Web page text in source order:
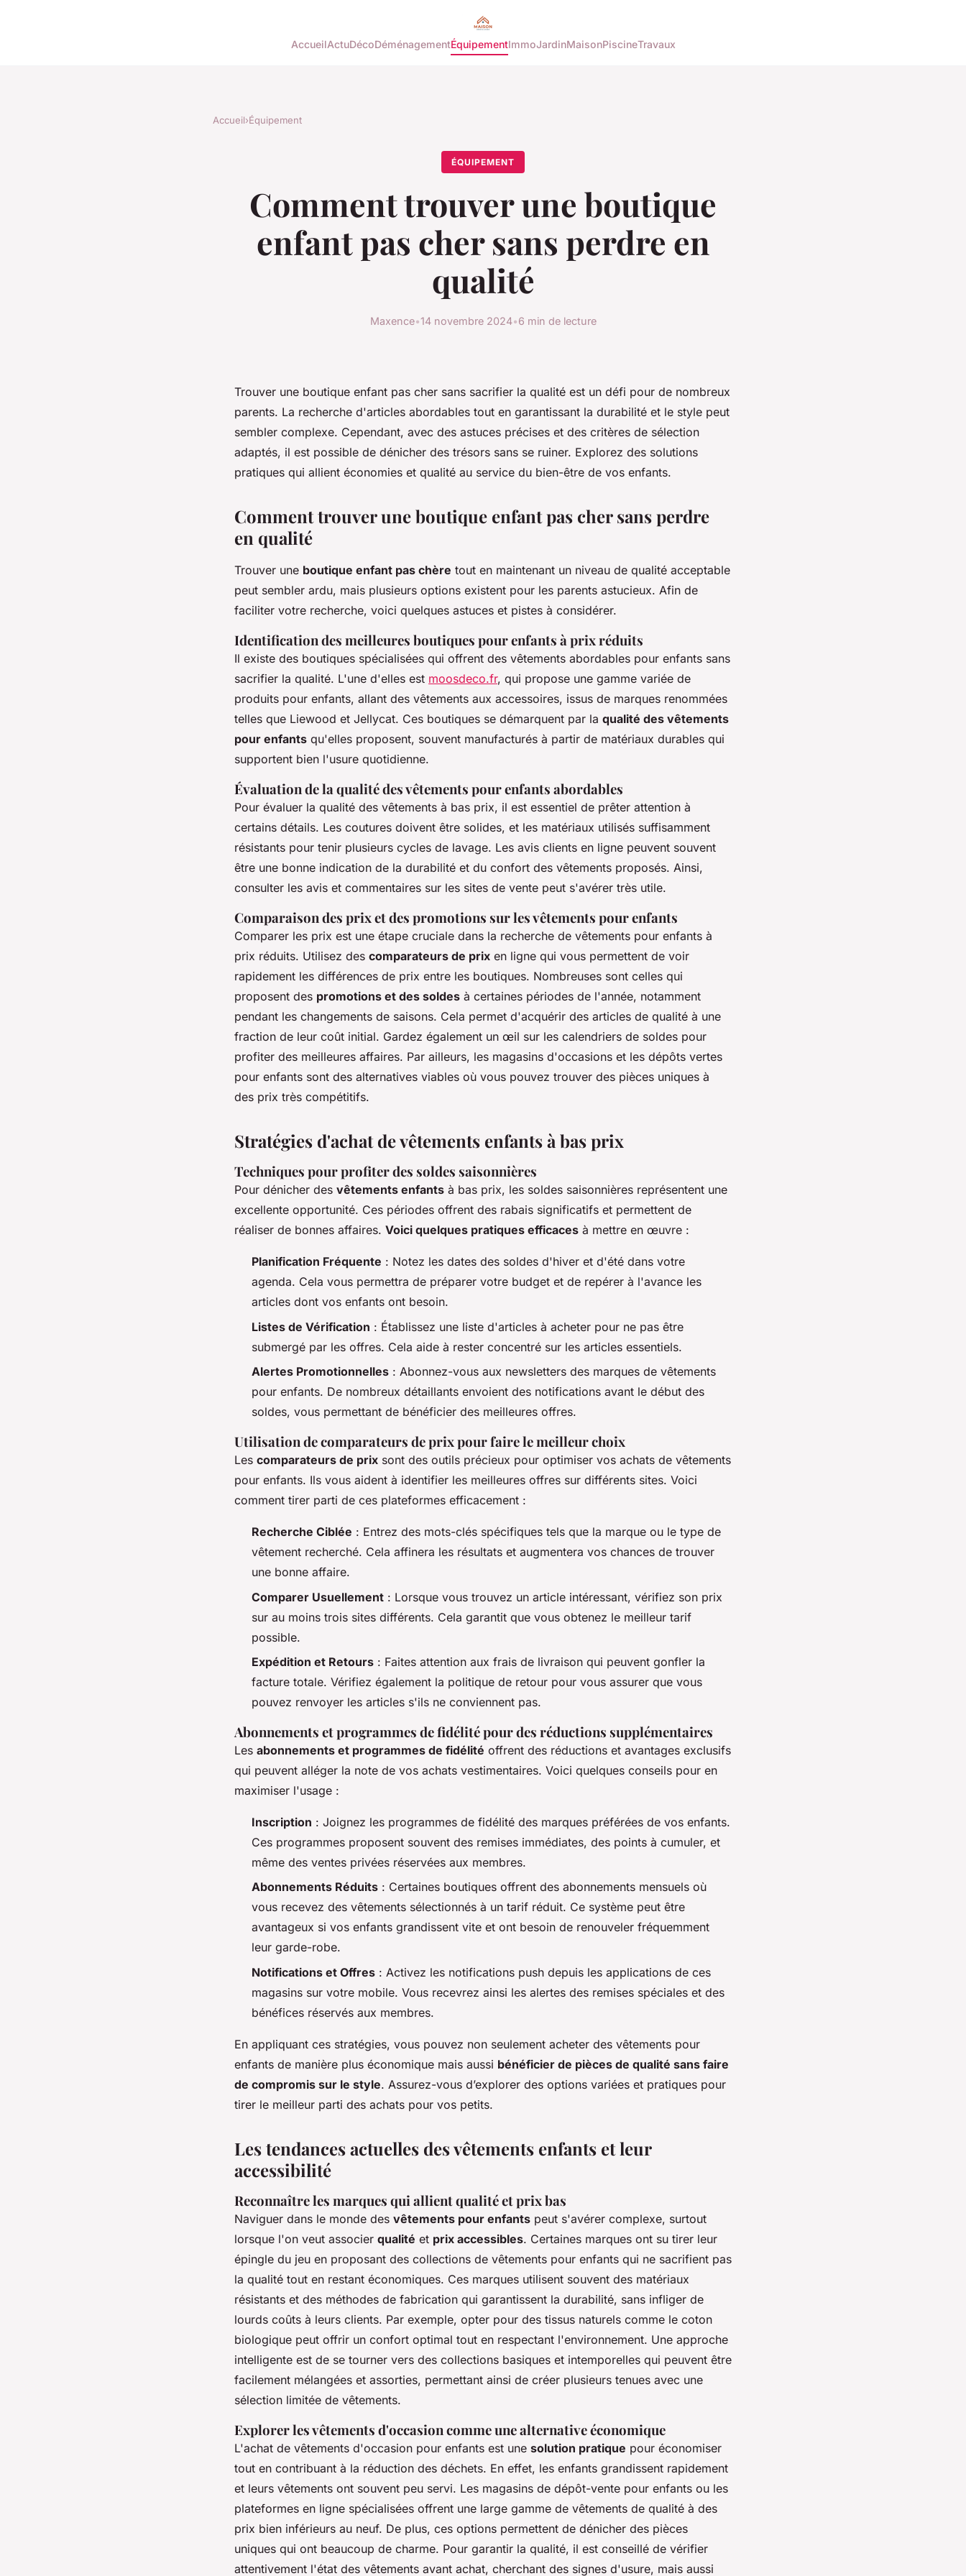
AccueilActuDécoDéménagementÉquipementImmoJardinMaisonPiscineTravaux
Accueil›Équipement
ÉQUIPEMENT
Comment trouver une boutique
enfant pas cher sans perdre en
qualité
Maxence•14 novembre 2024•6 min de lecture
Trouver une boutique enfant pas cher sans sacrifier la qualité est un défi pour de nombreux
parents. La recherche d'articles abordables tout en garantissant la durabilité et le style peut
sembler complexe. Cependant, avec des astuces précises et des critères de sélection
adaptés, il est possible de dénicher des trésors sans se ruiner. Explorez des solutions
pratiques qui allient économies et qualité au service du bien-être de vos enfants.
Comment trouver une boutique enfant pas cher sans perdre
en qualité
Trouver une boutique enfant pas chère tout en maintenant un niveau de qualité acceptable
peut sembler ardu, mais plusieurs options existent pour les parents astucieux. Afin de
faciliter votre recherche, voici quelques astuces et pistes à considérer.
Identification des meilleures boutiques pour enfants à prix réduits
Il existe des boutiques spécialisées qui offrent des vêtements abordables pour enfants sans
sacrifier la qualité. L'une d'elles est moosdeco.fr, qui propose une gamme variée de
produits pour enfants, allant des vêtements aux accessoires, issus de marques renommées
telles que Liewood et Jellycat. Ces boutiques se démarquent par la qualité des vêtements
pour enfants qu'elles proposent, souvent manufacturés à partir de matériaux durables qui
supportent bien l'usure quotidienne.
Évaluation de la qualité des vêtements pour enfants abordables
Pour évaluer la qualité des vêtements à bas prix, il est essentiel de prêter attention à
certains détails. Les coutures doivent être solides, et les matériaux utilisés suffisamment
résistants pour tenir plusieurs cycles de lavage. Les avis clients en ligne peuvent souvent
être une bonne indication de la durabilité et du confort des vêtements proposés. Ainsi,
consulter les avis et commentaires sur les sites de vente peut s'avérer très utile.
Comparaison des prix et des promotions sur les vêtements pour enfants
Comparer les prix est une étape cruciale dans la recherche de vêtements pour enfants à
prix réduits. Utilisez des comparateurs de prix en ligne qui vous permettent de voir
rapidement les différences de prix entre les boutiques. Nombreuses sont celles qui
proposent des promotions et des soldes à certaines périodes de l'année, notamment
pendant les changements de saisons. Cela permet d'acquérir des articles de qualité à une
fraction de leur coût initial. Gardez également un œil sur les calendriers de soldes pour
profiter des meilleures affaires. Par ailleurs, les magasins d'occasions et les dépôts vertes
pour enfants sont des alternatives viables où vous pouvez trouver des pièces uniques à
des prix très compétitifs.
Stratégies d'achat de vêtements enfants à bas prix
Techniques pour profiter des soldes saisonnières
Pour dénicher des vêtements enfants à bas prix, les soldes saisonnières représentent une
excellente opportunité. Ces périodes offrent des rabais significatifs et permettent de
réaliser de bonnes affaires. Voici quelques pratiques efficaces à mettre en œuvre :
Planification Fréquente : Notez les dates des soldes d'hiver et d'été dans votre
agenda. Cela vous permettra de préparer votre budget et de repérer à l'avance les
articles dont vos enfants ont besoin.
Listes de Vérification : Établissez une liste d'articles à acheter pour ne pas être
submergé par les offres. Cela aide à rester concentré sur les articles essentiels.
Alertes Promotionnelles : Abonnez-vous aux newsletters des marques de vêtements
pour enfants. De nombreux détaillants envoient des notifications avant le début des
soldes, vous permettant de bénéficier des meilleures offres.
Utilisation de comparateurs de prix pour faire le meilleur choix
Les comparateurs de prix sont des outils précieux pour optimiser vos achats de vêtements
pour enfants. Ils vous aident à identifier les meilleures offres sur différents sites. Voici
comment tirer parti de ces plateformes efficacement :
Recherche Ciblée : Entrez des mots-clés spécifiques tels que la marque ou le type de
vêtement recherché. Cela affinera les résultats et augmentera vos chances de trouver
une bonne affaire.
Comparer Usuellement : Lorsque vous trouvez un article intéressant, vérifiez son prix
sur au moins trois sites différents. Cela garantit que vous obtenez le meilleur tarif
possible.
Expédition et Retours : Faites attention aux frais de livraison qui peuvent gonfler la
facture totale. Vérifiez également la politique de retour pour vous assurer que vous
pouvez renvoyer les articles s'ils ne conviennent pas.
Abonnements et programmes de fidélité pour des réductions supplémentaires
Les abonnements et programmes de fidélité offrent des réductions et avantages exclusifs
qui peuvent alléger la note de vos achats vestimentaires. Voici quelques conseils pour en
maximiser l'usage :
Inscription : Joignez les programmes de fidélité des marques préférées de vos enfants.
Ces programmes proposent souvent des remises immédiates, des points à cumuler, et
même des ventes privées réservées aux membres.
Abonnements Réduits : Certaines boutiques offrent des abonnements mensuels où
vous recevez des vêtements sélectionnés à un tarif réduit. Ce système peut être
avantageux si vos enfants grandissent vite et ont besoin de renouveler fréquemment
leur garde-robe.
Notifications et Offres : Activez les notifications push depuis les applications de ces
magasins sur votre mobile. Vous recevrez ainsi les alertes des remises spéciales et des
bénéfices réservés aux membres.
En appliquant ces stratégies, vous pouvez non seulement acheter des vêtements pour
enfants de manière plus économique mais aussi bénéficier de pièces de qualité sans faire
de compromis sur le style. Assurez-vous d’explorer des options variées et pratiques pour
tirer le meilleur parti des achats pour vos petits.
Les tendances actuelles des vêtements enfants et leur
accessibilité
Reconnaître les marques qui allient qualité et prix bas
Naviguer dans le monde des vêtements pour enfants peut s'avérer complexe, surtout
lorsque l'on veut associer qualité et prix accessibles. Certaines marques ont su tirer leur
épingle du jeu en proposant des collections de vêtements pour enfants qui ne sacrifient pas
la qualité tout en restant économiques. Ces marques utilisent souvent des matériaux
résistants et des méthodes de fabrication qui garantissent la durabilité, sans infliger de
lourds coûts à leurs clients. Par exemple, opter pour des tissus naturels comme le coton
biologique peut offrir un confort optimal tout en respectant l'environnement. Une approche
intelligente est de se tourner vers des collections basiques et intemporelles qui peuvent être
facilement mélangées et assorties, permettant ainsi de créer plusieurs tenues avec une
sélection limitée de vêtements.
Explorer les vêtements d'occasion comme une alternative économique
L'achat de vêtements d'occasion pour enfants est une solution pratique pour économiser
tout en contribuant à la réduction des déchets. En effet, les enfants grandissent rapidement
et leurs vêtements ont souvent peu servi. Les magasins de dépôt-vente pour enfants ou les
plateformes en ligne spécialisées offrent une large gamme de vêtements de qualité à des
prix bien inférieurs au neuf. De plus, ces options permettent de dénicher des pièces
uniques qui ont beaucoup de charme. Pour garantir la qualité, il est conseillé de vérifier
attentivement l'état des vêtements avant achat, cherchant des signes d'usure, mais aussi